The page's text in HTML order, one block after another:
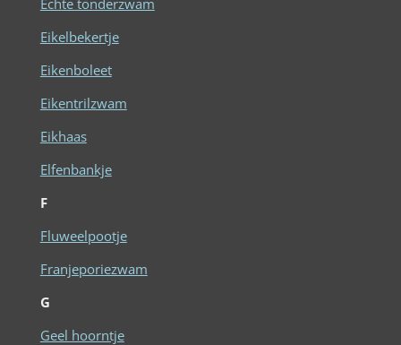
Eikelbekertje
Eikenboleet
Eikentrilzwam
Eikhaas
Elfenbankje
F
Fluweelpootje
Franjeporiezwam
G
Geel hoorntje